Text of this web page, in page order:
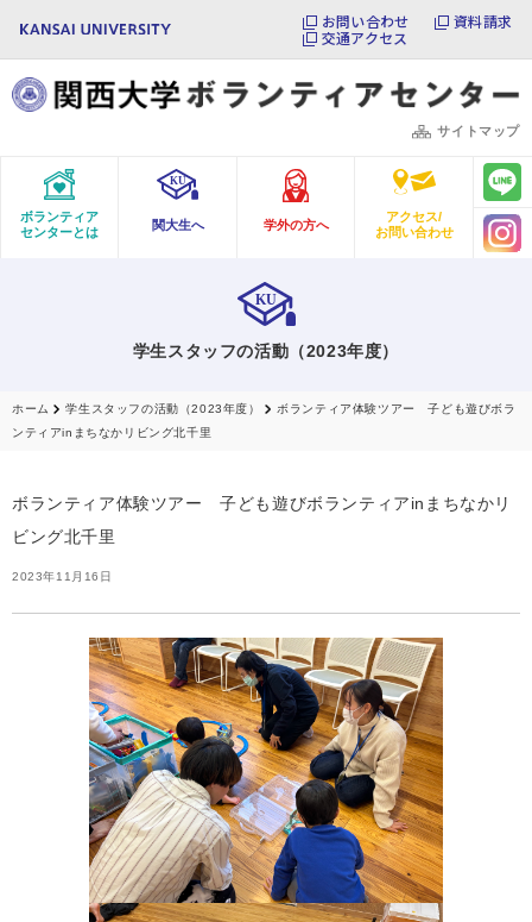
お問い合わせ
資料請求
交通アクセス
サイトマップ
ボランティア
センターとは
関大生へ 学外の方へ
アクセス/
お問い合わせ
学生スタッフの活動（2023年度）
ホーム 学生スタッフの活動（2023年度）
ボランティア体験ツアー 子ども遊びボラ
ンティアinまちなかリビング北千里
ボランティア体験ツアー 子ども遊びボランティアinまちなかリ
ビング北千里
2023年11月16日